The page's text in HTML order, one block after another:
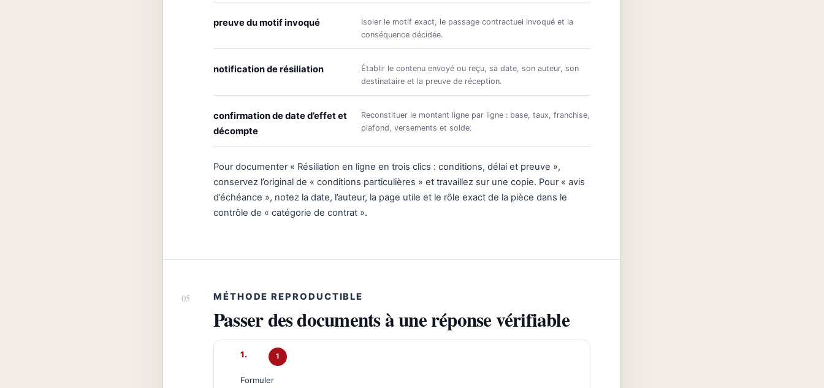
preuve du motif invoqué
Isoler le motif exact, le passage contractuel invoqué et la
conséquence décidée.
notification de résiliation
Établir le contenu envoyé ou reçu, sa date, son auteur, son
destinataire et la preuve de réception.
confirmation de date d’effet et
décompte
Reconstituer le montant ligne par ligne : base, taux, franchise,
plafond, versements et solde.
Pour documenter « Résiliation en ligne en trois clics : conditions, délai et preuve »,
conservez l’original de « conditions particulières » et travaillez sur une copie. Pour « avis
d’échéance », notez la date, l’auteur, la page utile et le rôle exact de la pièce dans le
contrôle de « catégorie de contrat ».
MÉTHODE REPRODUCTIBLE
Passer des documents à une réponse vérifiable
1
Formuler